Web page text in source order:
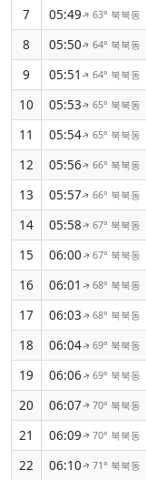
7
05:49↑63° 북북동
8
05:50↑64° 북북동
9
05:51 ↑64° 북북동
10
05:53↑65° 북북동
11
05:54↑65° 북북동
12
05:56↑66° 북북동
13
05:57↑66° 북북동
14
05:58↑67° 북북동
15
06:00↑67° 북북동
16
06:01 ↑68° 북북동
17
06:03↑68° 북북동
18
06:04↑69° 북북동
19
06:06↑69° 북북동
20
06:07↑70° 북북동
21
06:09↑70° 북북동
22
06:10↑71° 북북동